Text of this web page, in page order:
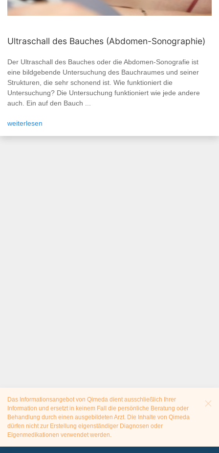
Ultraschall des Bauches (Abdomen-Sonographie)
Der Ultraschall des Bauches oder die Abdomen-Sonografie ist
eine bildgebende Untersuchung des Bauchraumes und seiner
Strukturen, die sehr schonend ist. Wie funktioniert die
Untersuchung? Die Untersuchung funktioniert wie jede andere
auch. Ein auf den Bauch ...
weiterlesen
Das Informationsangebot von Qimeda dient ausschließlich Ihrer
Information und ersetzt in keinem Fall die persönliche Beratung oder
Behandlung durch einen ausgebildeten Arzt. Die Inhalte von Qimeda
dürfen nicht zur Erstellung eigenständiger Diagnosen oder
Eigenmedikationen verwendet werden.